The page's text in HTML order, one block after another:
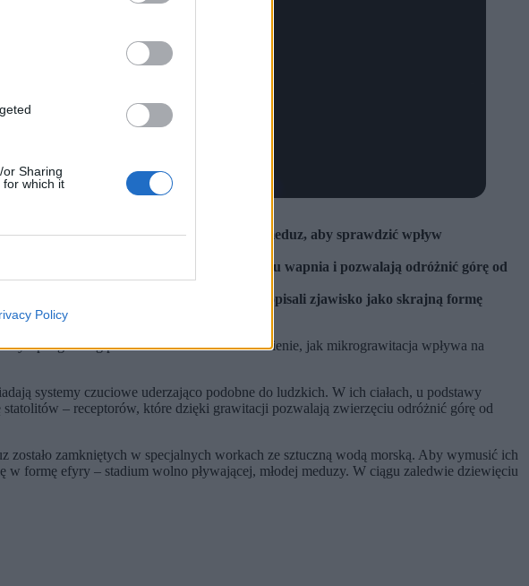
Sharing
which it
Policy
wysłała w przestrzeń 2468 polipów meduz, aby sprawdzić wpływ
Struktury te zawierają kryształy siarczanu wapnia i pozwalają odróżnić górę od
były nieskoordynowane, a naukowcy opisali zjawisko jako skrajną formę
Spangenberg postawili sobie za cel zrozumienie, jak mikrograwitacja wpływa na
systemy czuciowe uderzająco podobne do ludzkich. W ich ciałach, u podstawy
– receptorów, które dzięki grawitacji pozwalają zwierzęciu odróżnić górę od
zamkniętych w specjalnych workach ze sztuczną wodą morską. Aby wymusić ich
formę efyry – stadium wolno pływającej, młodej meduzy. W ciągu zaledwie dziewięciu